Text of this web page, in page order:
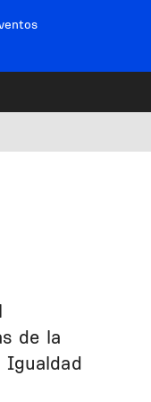
de la
Igualdad